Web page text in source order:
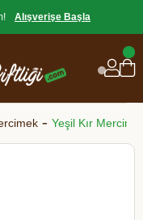
Alışverişe Başla
Yeşil Kır